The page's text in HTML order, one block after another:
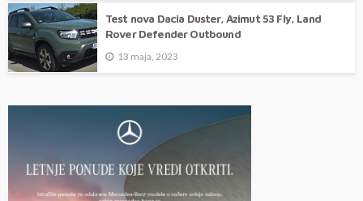
Test nova Dacia Duster, Azimut 53 Fly, Land
Rover Defender Outbound
13 maja, 2023